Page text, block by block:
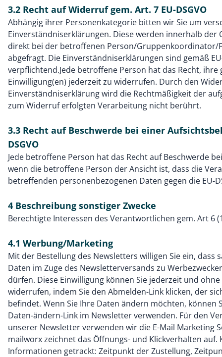
3.2 Recht auf Widerruf gem. Art. 7 EU-DSGVO
Abhängig ihrer Personenkategorie bitten wir Sie um
Einverständniserklärungen. Diese werden innerhalb der
direkt bei der betroffenen Person/Gruppenkoordinator/
abgefragt. Die Einverständniserklärungen sind gemäß
verpflichtend.Jede betroffene Person hat das Recht, ihre
Einwilligung(en) jederzeit zu widerrufen. Durch den
Einverständniserklärung wird die Rechtmäßigkeit der
zum Widerruf erfolgten Verarbeitung nicht berührt.
3.3 Recht auf Beschwerde bei einer
DSGVO
Jede betroffene Person hat das Recht auf Beschwerde
wenn die betroffene Person der Ansicht ist, dass die
betreffenden personenbezogenen Daten gegen die EU-
4 Beschreibung sonstiger Zwecke
Berechtigte Interessen des Verantwortlichen gem. Art 6
4.1 Werbung/Marketing
Mit der Bestellung des Newsletters willigen Sie ein, dass
Daten im Zuge des Newsletterversands zu
dürfen. Diese Einwilligung können Sie jederzeit und
widerrufen, indem Sie den Abmelden-Link klicken, der
befindet. Wenn Sie Ihre Daten ändern möchten, können
Daten-ändern-Link im Newsletter verwenden. Für den
unserer Newsletter verwenden wir die E-Mail Marketing
mailworx zeichnet das Öffnungs- und Klickverhalten
Informationen getrackt: Zeitpunkt der Zustellung,